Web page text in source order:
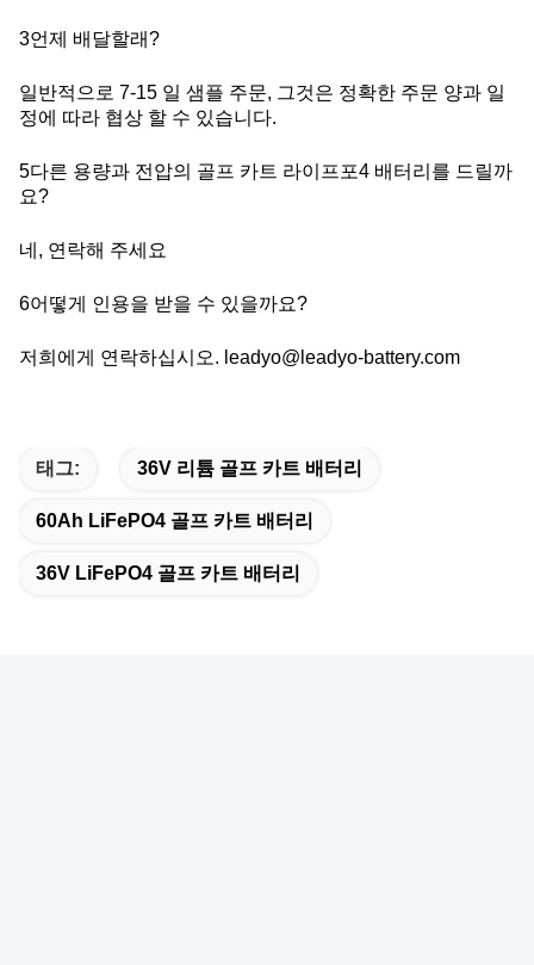
3언제 배달할래?
일반적으로 7-15 일 샘플 주문, 그것은 정확한 주문 양과 일
정에 따라 협상 할 수 있습니다.
5다른 용량과 전압의 골프 카트 라이프포4 배터리를 드릴까
요?
네, 연락해 주세요
6어떻게 인용을 받을 수 있을까요?
저희에게 연락하십시오. leadyo@leadyo-battery.com
태그: 36V 리튬 골프 카트 배터리
60Ah LiFePO4 골프 카트 배터리
36V LiFePO4 골프 카트 배터리